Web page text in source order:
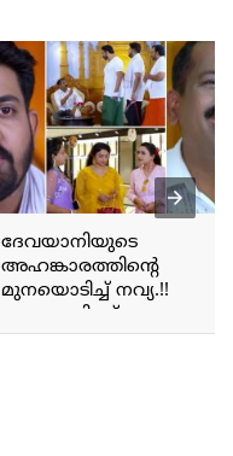
ദേവയാനിയുടെ
അഹങ്കാരത്തിന്റെ
മുനയൊടിച്ച് നവ്യ.!!
ദേവയാനിക്ക് നയനയെ
അംഗീകരിക്കേണ്ടി